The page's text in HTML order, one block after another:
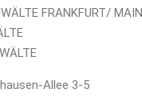
FRANKFURT/ MAIN
Allee 3-5